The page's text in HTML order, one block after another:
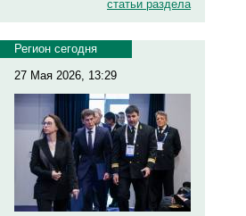
статьи раздела
Регион сегодня
27 Мая 2026, 13:29